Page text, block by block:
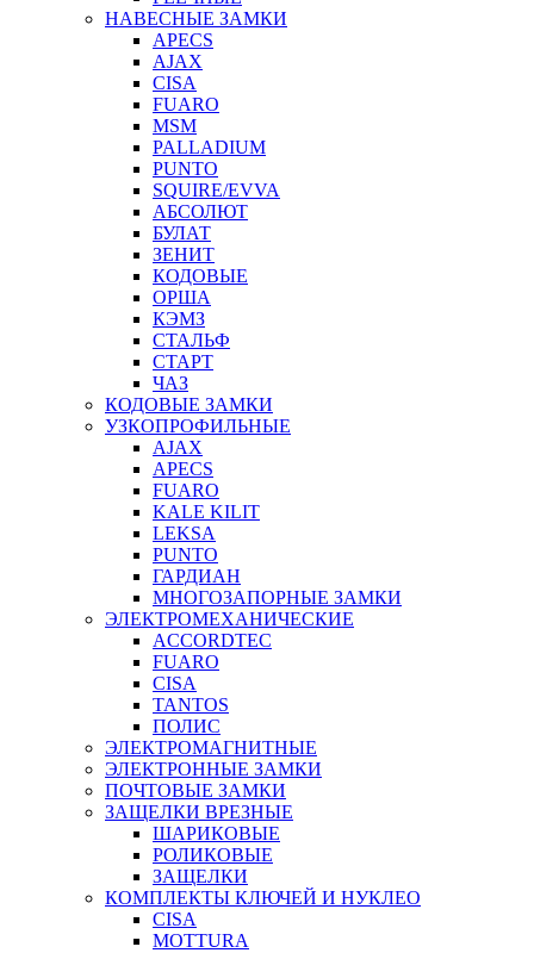
НАВЕСНЫЕ ЗАМКИ
APECS
AJAX
CISA
FUARO
MSM
PALLADIUM
PUNTO
SQUIRE/EVVA
АБСОЛЮТ
БУЛАТ
ЗЕНИТ
КОДОВЫЕ
ОРША
КЭМЗ
СТАЛЬФ
СТАРТ
ЧАЗ
КОДОВЫЕ ЗАМКИ
УЗКОПРОФИЛЬНЫЕ
AJAX
APECS
FUARO
KALE KILIT
LEKSA
PUNTO
ГАРДИАН
МНОГОЗАПОРНЫЕ ЗАМКИ
ЭЛЕКТРОМЕХАНИЧЕСКИЕ
ACCORDTEC
FUARO
CISA
TANTOS
ПОЛИС
ЭЛЕКТРОМАГНИТНЫЕ
ЭЛЕКТРОННЫЕ ЗАМКИ
ПОЧТОВЫЕ ЗАМКИ
ЗАЩЕЛКИ ВРЕЗНЫЕ
ШАРИКОВЫЕ
РОЛИКОВЫЕ
ЗАЩЕЛКИ
КОМПЛЕКТЫ КЛЮЧЕЙ И НУКЛЕО
CISA
MOTTURA